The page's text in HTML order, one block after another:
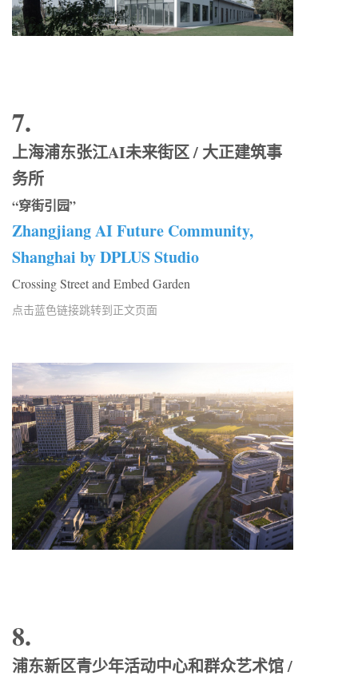
7.
上海浦东张江AI未来街区 / 大正建筑事
务所
“穿街引园”
Zhangjiang AI Future Community,
Shanghai by DPLUS Studio
Crossing Street and Embed Garden
点击蓝色链接跳转到正文页面
8.
浦东新区青少年活动中心和群众艺术馆 /